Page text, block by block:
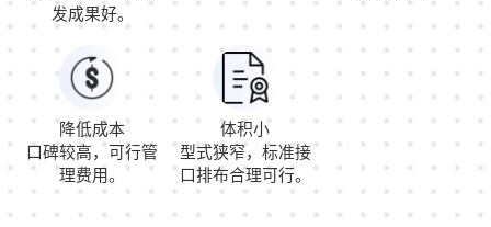
发成果好。
降低成本
口碑较高，可行管
理费用。
体积小
型式狭窄，标准接
口排布合理可行。